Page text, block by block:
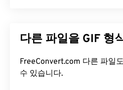
성하는 비트맵 파일 형식의
며, 오디오 없이 애니메이션
고, 소셜 미디어의 감정 기반
다른 파일을
FreeConvert.com 다른 파일도 GIF 형식으로 변환할
수 있습니다.